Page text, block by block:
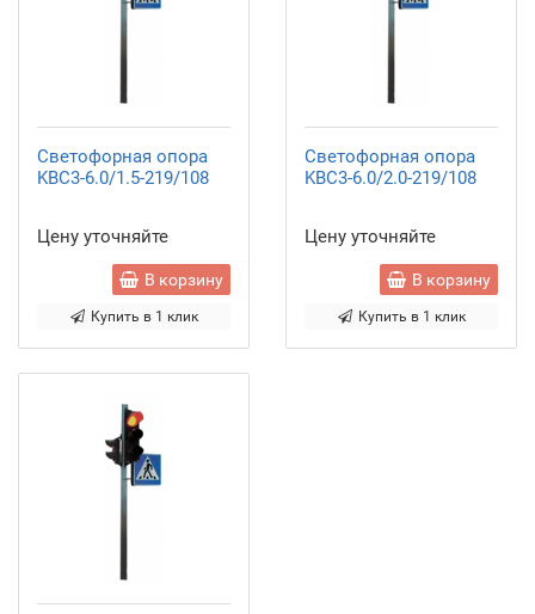
Светофорная опора
KBC3-6.0/1.5-219/108
Цену уточняйте
В корзину
Купить в 1 клик
Светофорная опора
KBC3-6.0/2.0-219/108
Цену уточняйте
В корзину
Купить в 1 клик